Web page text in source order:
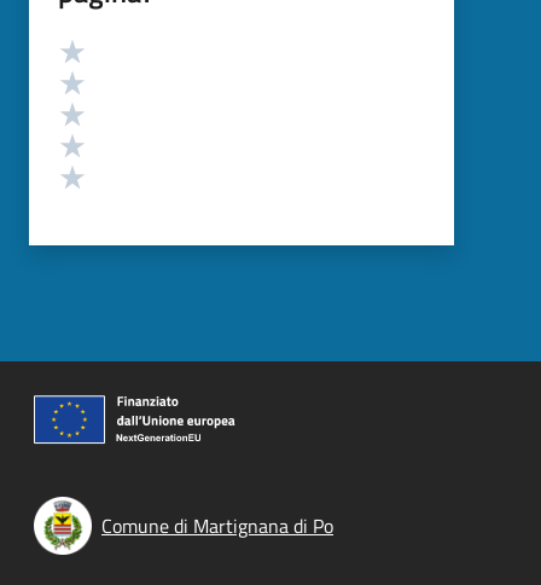
Valutazione
Comune di Martignana di Po